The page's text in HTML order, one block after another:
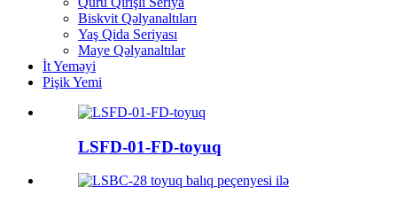
Biskvit Qəlyanaltıları
Yaş Qida Seriyası
Maye Qəlyanaltılar
İt Yeməyi
Pişik Yemi
LSFD-01-FD-toyuq